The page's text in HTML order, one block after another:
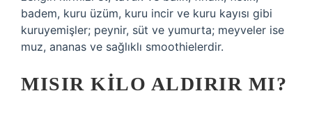
badem, kuru üzüm, kuru incir ve kuru kayısı gibi
kuruyemişler; peynir, süt ve yumurta; meyveler ise
muz, ananas ve sağlıklı smoothielerdir.
MISIR KILO ALDIRIR MI?